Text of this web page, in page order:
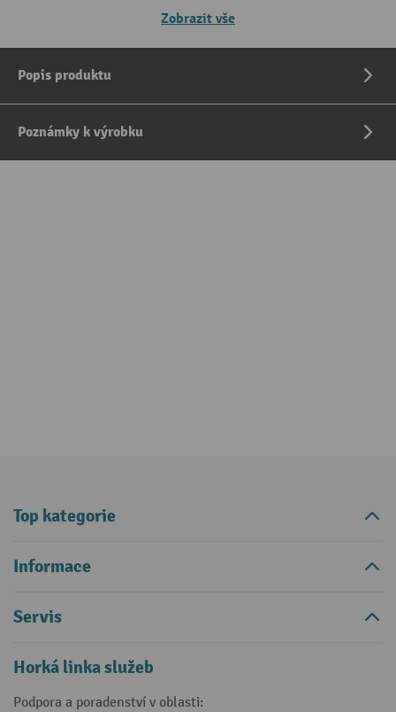
Zobrazit vše
Popis produktu
Poznámky k výrobku
Top kategorie
Informace
Servis
Horká linka služeb
Podpora a poradenství v oblasti: